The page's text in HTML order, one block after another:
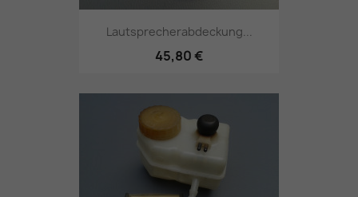
Lautsprecherabdeckung...
45,80 €